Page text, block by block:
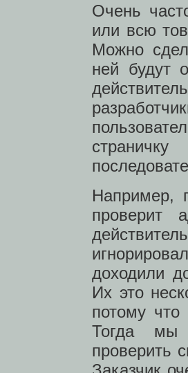
Очень
или всю
Можно
ней будут
Например,
проверит
доходили
Их это
потому что
Тогда мы
проверить